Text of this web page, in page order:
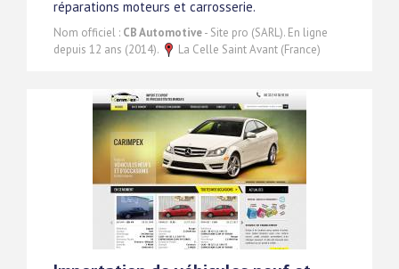
réparations moteurs et carrosserie.
Nom officiel : CB Automotive- Site pro (SARL). En ligne
depuis 12 ans (2014).
La Celle Saint Avant (France)